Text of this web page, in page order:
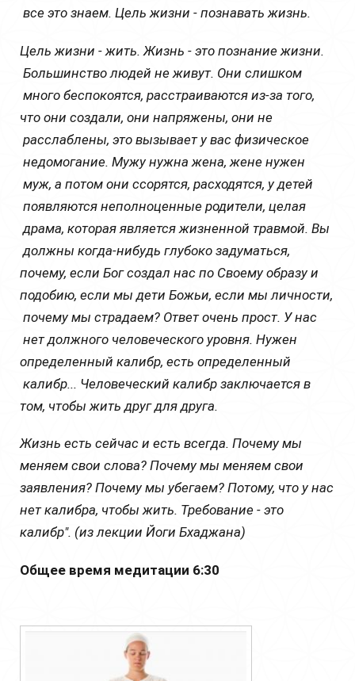
все это знаем. Цель жизни - познавать жизнь.
Цель жизни - жить. Жизнь - это познание жизни.
Большинство людей не живут. Они слишком
много беспокоятся, расстраиваются из-за того,
что они создали, они напряжены, они не
расслаблены, это вызывает у вас физическое
недомогание. Мужу нужна жена, жене нужен
муж, а потом они ссорятся, расходятся, у детей
появляются неполноценные родители, целая
драма, которая является жизненной травмой. Вы
должны когда-нибудь глубоко задуматься
почему, если Бог создал нас по Своему образу и
подобию, если мы дети Божьи, если мы личности,
почему мы страдаем? Ответ очень прост. У нас
нет должного человеческого уровня. Нужен
определенный калибр, есть определенный
калибр... Человеческий калибр заключается в
том, чтобы жить друг для друга.
Жизнь есть сейчас и есть всегда. Почему мы
меняем свои слова? Почему мы меняем свои
заявления? Почему мы убегаем? Потому, что у нас
нет калибра, чтобы жить. Требование - это
калибр". (из лекции Йоги Бхаджана)
Общее время медитации 6:30